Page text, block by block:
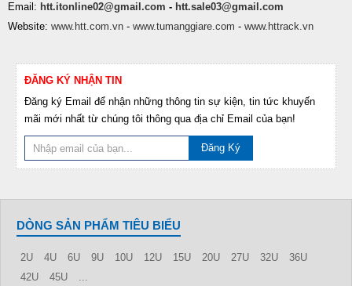
Email: htt.itonline02@gmail.com - htt.sale03@gmail.com
Website: www.htt.com.vn - www.tumanggiare.com - www.httrack.vn
ĐĂNG KÝ NHẬN TIN
Đăng ký Email để nhận những thông tin sự kiện, tin tức khuyến
mãi mới nhất từ chúng tôi thông qua địa chỉ Email của bạn!
Đăng Ký
DÒNG SẢN PHẨM TIÊU BIỂU
2U 4U 6U 9U 10U 12U 15U 20U 27U 32U
36U
42U
45U ...